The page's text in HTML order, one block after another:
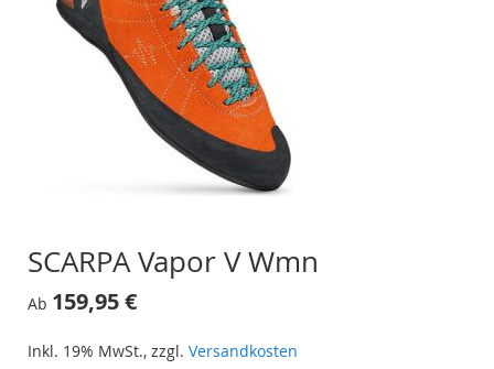
SCARPA Vapor V Wmn
Ab 159,95 €
Inkl. 19% MwSt., zzgl. Versandkosten